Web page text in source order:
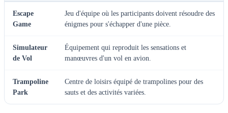
Escape
Game
Jeu d'équipe où les participants doivent résoudre des
énigmes pour s'échapper d'une pièce.
Simulateur
de Vol
Équipement qui reproduit les sensations et
manœuvres d'un vol en avion.
Trampoline
Park
Centre de loisirs équipé de trampolines pour des
sauts et des activités variées.